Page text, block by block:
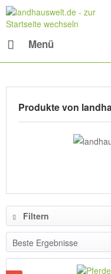
Menü
Produkte von
Filtern